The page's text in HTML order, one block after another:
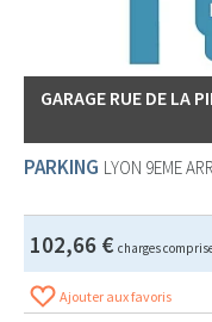
GARAGE RUE DE LA
PARKING LYON 9EME
102,66 € charges
Ajouter aux favoris